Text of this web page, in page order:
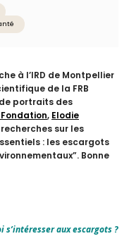
à l’IRD de Montpellier
de la FRB
de portraits des
, Elodie
sur les
: les escargots
Bonne
aux escargots ?